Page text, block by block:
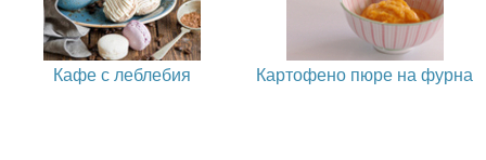
Кафе с леблебия Картофено пюре на фурна